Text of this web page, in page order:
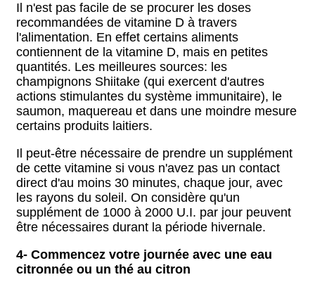
Il n'est pas facile de se procurer les doses
recommandées de vitamine D à travers
l'alimentation. En effet certains aliments
contiennent de la vitamine D, mais en petites
quantités. Les meilleures sources: les
champignons Shiitake (qui exercent d'autres
actions stimulantes du système immunitaire), le
saumon, maquereau et dans une moindre mesure
certains produits laitiers.
Il peut-être nécessaire de prendre un supplément
de cette vitamine si vous n'avez pas un contact
direct d'au moins 30 minutes, chaque jour, avec
les rayons du soleil. On considère qu'un
supplément de 1000 à 2000 U.I. par jour peuvent
être nécessaires durant la période hivernale.
4- Commencez votre journée avec une eau
citronnée ou un thé au citron